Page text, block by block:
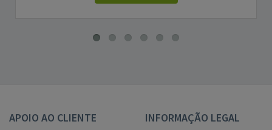
APOIO AO CLIENTE INFORMAÇÃO LEGAL